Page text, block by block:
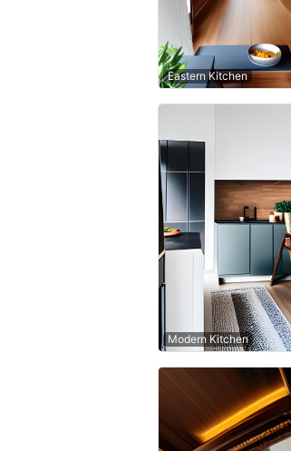
Eastern Kitchen
Modern Kitchen